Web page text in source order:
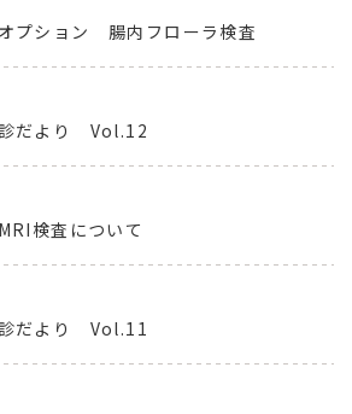
オプション 腸内フローラ検査
診だより Vol.12
検査について
診だより Vol.11